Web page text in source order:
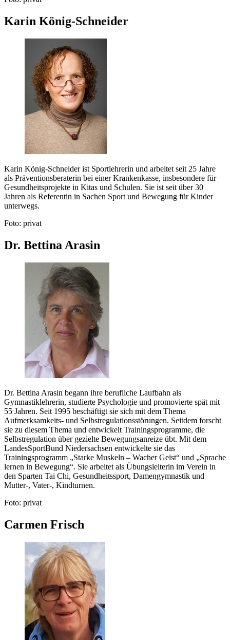
Karin König-Schneider
Karin König-Schneider ist Sportlehrerin und arbeitet seit 25 Jahre
als Präventionsberaterin bei einer Krankenkasse, insbesondere für
Gesundheitsprojekte in Kitas und Schulen. Sie ist seit über 30
Jahren als Referentin in Sachen Sport und Bewegung für Kinder
unterwegs.
Foto: privat
Dr. Bettina Arasin
Dr. Bettina Arasin begann ihre berufliche Laufbahn als
Gymnastiklehrerin, studierte Psychologie und promovierte spät mit
55 Jahren. Seit 1995 beschäftigt sie sich mit dem Thema
Aufmerksamkeits- und Selbstregulationsstörungen. Seitdem forscht
sie zu diesem Thema und entwickelt Trainingsprogramme, die
Selbstregulation über gezielte Bewegungsanreize übt. Mit dem
LandesSportBund Niedersachsen entwickelte sie das
Trainingsprogramm „Starke Muskeln – Wacher Geist“ und „Sprache
lernen in Bewegung“. Sie arbeitet als Übungsleiterin im Verein in
den Sparten Tai Chi, Gesundheitssport, Damengymnastik und
Mutter-, Vater-, Kindturnen.
Foto: privat
Carmen Frisch